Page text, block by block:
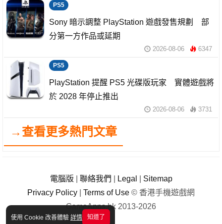
使用 Cookie 改善體驗 詳情 知道了
PS5
Sony 暗示調整 PlayStation 遊戲發售規劃 部
分第一方作品或延期
2026-08-06 6347
PS5
PlayStation 提醒 PS5 光碟版玩家 實體遊戲將
於 2028 年停止推出
2026-08-06 3731
→查看更多熱門文章
電腦版 聯絡我們 Legal
Sitemap
Privacy Policy
Terms of Use © 香港手機遊戲網
GameApps.hk 2013-2026